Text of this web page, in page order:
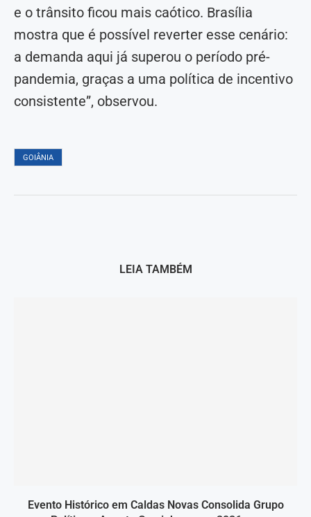
e o trânsito ficou mais caótico. Brasília
mostra que é possível reverter esse cenário:
a demanda aqui já superou o período pré-
pandemia, graças a uma política de incentivo
consistente”, observou.
GOIÂNIA
LEIA TAMBÉM
Evento Histórico em Caldas Novas Consolida Grupo